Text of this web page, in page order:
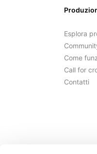
Esplora
Come
Call for
Contatti